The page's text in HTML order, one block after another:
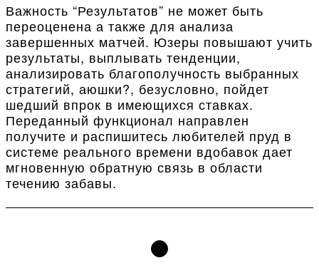
Важность “Результатов” не может быть
переоценена а также для анализа
завершенных матчей. Юзеры повышают учить
результаты, выплывать тенденции,
анализировать благополучность выбранных
стратегий, аюшки?, безусловно, пойдет
шедший впрок в имеющихся ставках.
Переданный функционал направлен
получите и распишитесь любителей пруд в
системе реального времени вдобавок дает
мгновенную обратную связь в области
течению забавы.